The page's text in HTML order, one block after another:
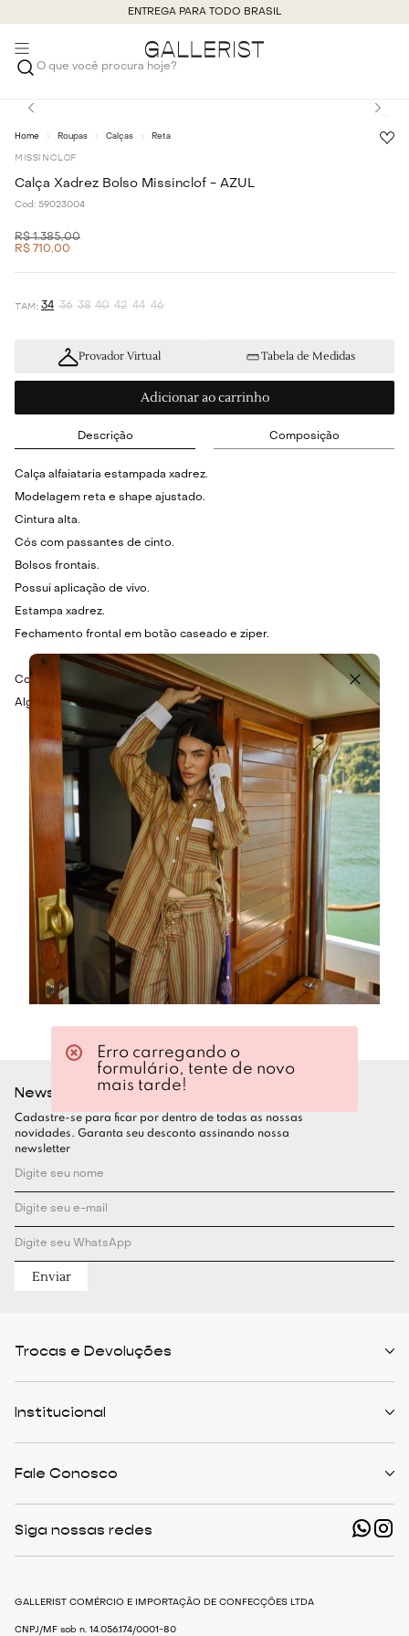
ENTREGA PARA TODO BRASIL
O que você procura hoje?
Roupas Calças Reta
MISSINCLOF
Calça Xadrez Bolso Missinclof - AZUL
Cod: 59023004
R$ 1.385,00
R$ 710,00
34 36 38 40 42 44 46
Provador Virtual Tabela de Medidas
Adicionar ao carrinho
Descrição Composição
Calça alfaiataria estampada xadrez.
Modelagem reta e shape ajustado.
Cintura alta.
Cós com passantes de cinto.
Bolsos frontais.
Possui aplicação de vivo.
Estampa xadrez.
Fechamento frontal em botão caseado e ziper.
Composição: 56% Poliéster, 20,3% Viscose, 19,5% Linho e 4,2%
Algodão.
Newsletter
Cadastre-se para ficar por dentro de todas as nossas
novidades. Garanta seu desconto assinando nossa
newsletter
Enviar
Trocas e Devoluções
Formas de Pagamento
Cashback
Institucional
The Outlist
Nossas Lojas
Trabalhe Conosco
Fale Conosco
shop@gallerist.com.br
Siga nossas redes
GALLERIST COMÉRCIO E IMPORTAÇÃO DE CONFECÇÕES LTDA
CNPJ/MF sob n. 14.056.174/0001-80
Erro carregando o
formulário, tente de novo
mais tarde!